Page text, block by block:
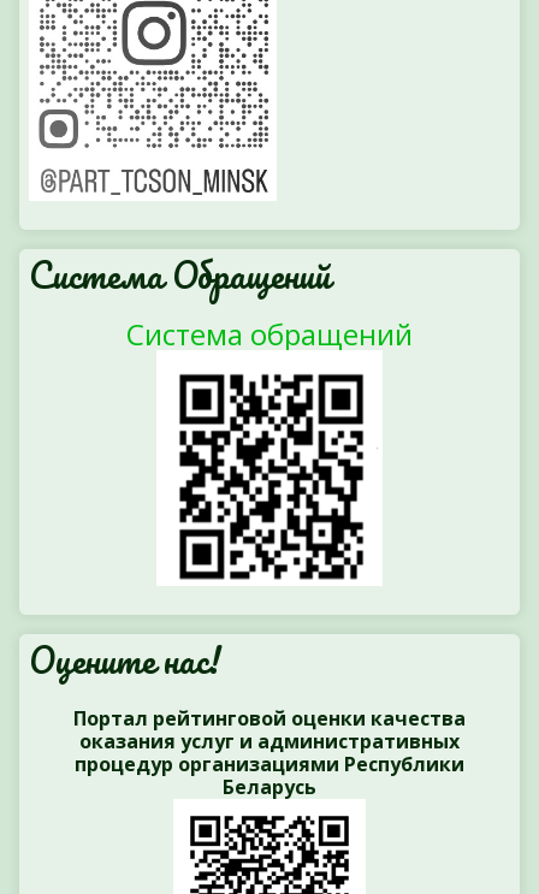
Система Обращений
Система обращений
Оцените нас!
Портал рейтинговой оценки качества
оказания услуг и административных
процедур организациями Республики
Беларусь